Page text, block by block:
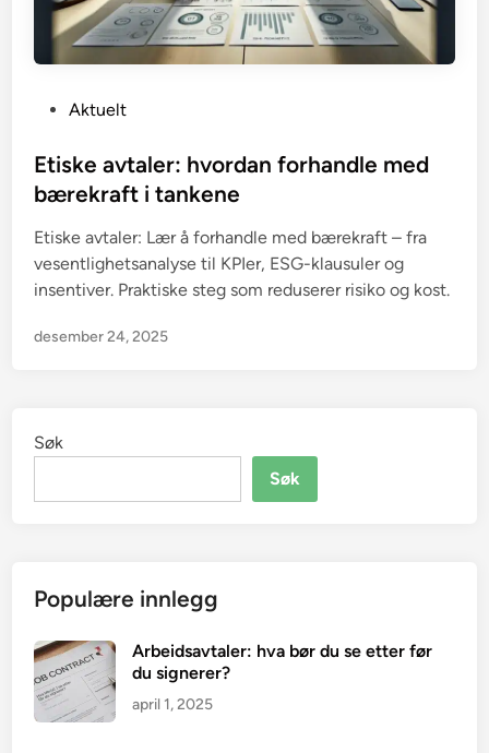
s
t
d
i
n
Aktuelt
Etiske avtaler: hvordan forhandle med
bærekraft i tankene
Etiske avtaler: Lær å forhandle med bærekraft – fra
vesentlighetsanalyse til KPIer, ESG-klausuler og
insentiver. Praktiske steg som reduserer risiko og kost.
desember 24, 2025
Søk
Søk
Populære innlegg
Arbeidsavtaler: hva bør du se etter før
du signerer?
april 1, 2025